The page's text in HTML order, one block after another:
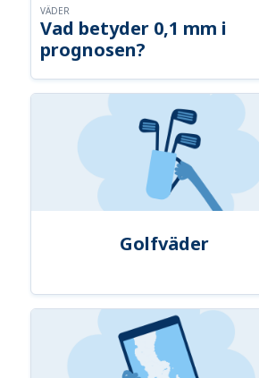
Vad betyder 0,1 mm i
prognosen?
VÄDER
Golfväder